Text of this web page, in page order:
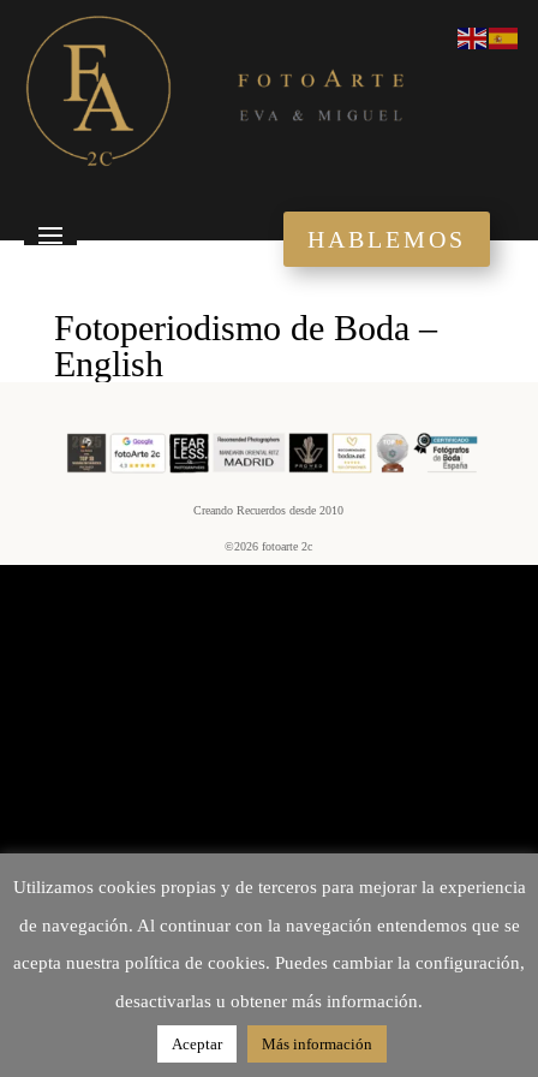
HABLEMOS
Fotoperiodismo de Boda –
English
Creando Recuerdos desde 2010
©2026 fotoarte 2c
Utilizamos cookies propias y de terceros para mejorar la experiencia
de navegación. Al continuar con la navegación entendemos que se
acepta nuestra política de cookies. Puedes cambiar la configuración,
desactivarlas u obtener más información.
Aceptar Más información